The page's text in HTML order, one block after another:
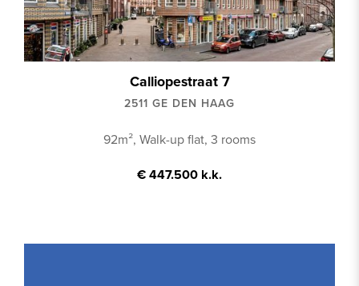
Calliopestraat 7
2511 GE DEN HAAG
92m², Walk-up flat, 3 rooms
€ 447.500 k.k.